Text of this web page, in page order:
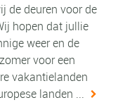
de deuren voor de
hopen dat jullie
weer en de
voor een
vakantielanden
landen ...